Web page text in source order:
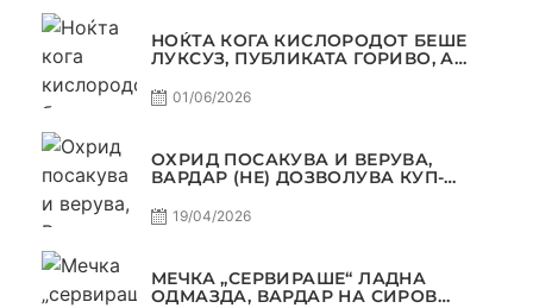
НОЌТА КОГА КИСЛОРОДОТ БЕШЕ
ЛУКСУЗ, ПУБЛИКАТА ГОРИВО, А
01/06/2026
ОХРИД ПОСАКУВА И ВЕРУВА,
ВАРДАР (НЕ) ДОЗВОЛУВА КУП-
19/04/2026
МЕЧКА „СЕРВИРАШЕ“ ЛАДНА
ОДМАЗДА, ВАРДАР НА СИРОВ